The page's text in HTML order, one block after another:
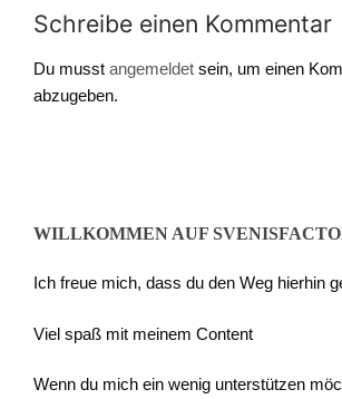
Schreibe einen Kommentar
Du musst angemeldet sein, um einen
abzugeben.
WILLKOMMEN AUF
Ich freue mich, dass du den Weg hierhin
Viel spaß mit meinem Content
Wenn du mich ein wenig unterstützen